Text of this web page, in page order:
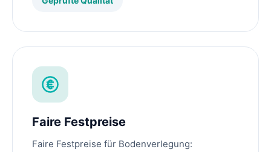
Faire Festpreise
Faire Festpreise für Bodenverlegung: